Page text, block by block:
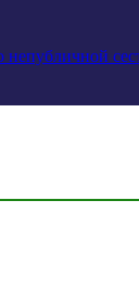
непубличной